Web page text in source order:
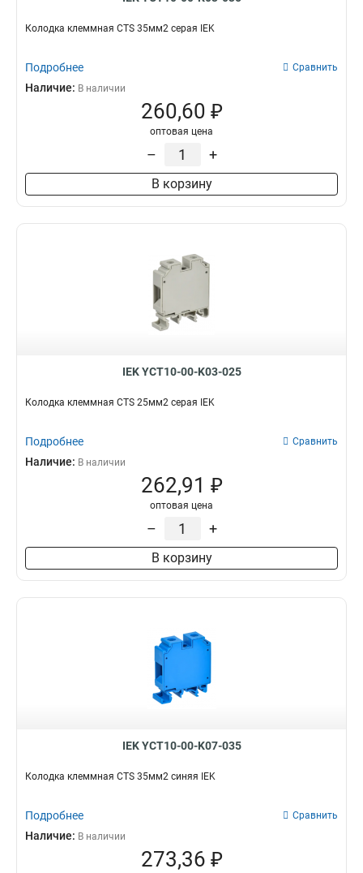
Колодка клеммная CTS 35мм2 серая IEK
Подробнее Сравнить
Наличие: В наличии
260,60 ₽
оптовая цена
– +
В корзину
IEK YCT10-00-K03-025
Колодка клеммная CTS 25мм2 серая IEK
Подробнее Сравнить
Наличие: В наличии
262,91 ₽
оптовая цена
– +
В корзину
IEK YCT10-00-K07-035
Колодка клеммная CTS 35мм2 синяя IEK
Подробнее Сравнить
Наличие: В наличии
273,36 ₽